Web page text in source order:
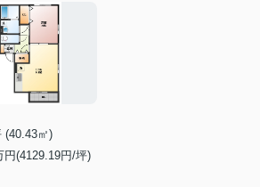
(40.43㎡)
円(4129.19円/坪)